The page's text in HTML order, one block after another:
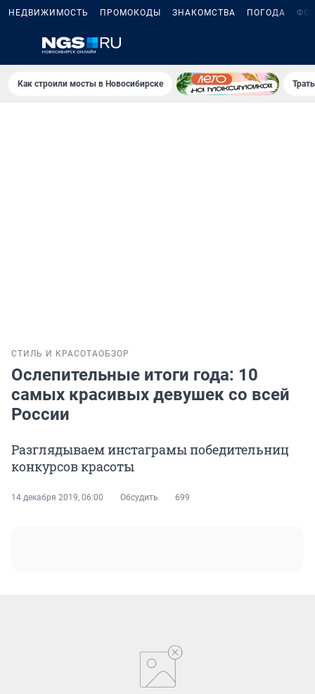
НЕДВИЖИМОСТЬ ПРОМОКОДЫ ЗНАКОМСТВА ПОГОДА
Как строили мосты в Новосибирске
СТИЛЬ И КРАСОТАОБЗОР
Ослепительные итоги года: 10
самых красивых девушек со всей
России
Разглядываем инстаграмы победительниц
конкурсов красоты
14 декабря 2019, 06:00 Обсудить 699